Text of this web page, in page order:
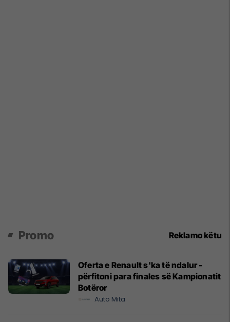
Promo Reklamo këtu
Oferta e Renault s'ka të ndalur -
përfitoni para finales së Kampionatit
Botëror
Auto Mita